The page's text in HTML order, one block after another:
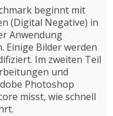
beginnt mit
(Digital Negative) in
Anwendung
Einige Bilder werden
Im zweiten Teil
und
Photoshop
misst, wie schnell